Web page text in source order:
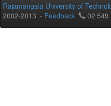
Rajamangala University of
2002-2013 - Feedback 02 549